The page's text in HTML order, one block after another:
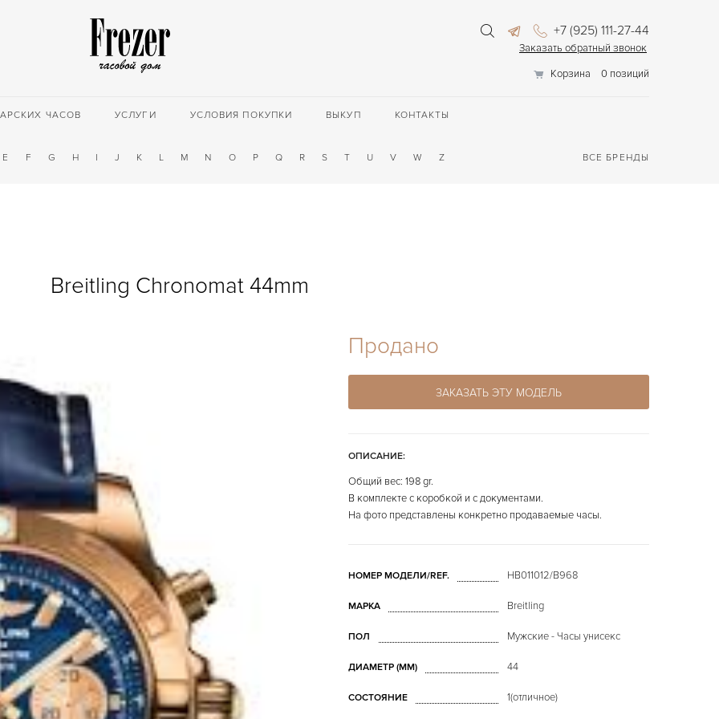
+7 (925) 111-27-44
Заказать обратный звонок
Корзина
0 позиций
ЧАСОВ УСЛУГИ УСЛОВИЯ ПОКУПКИ ВЫКУП КОНТАКТЫ
E F G H I J K L M N O P Q R S T U V W Z ВСЕ БРЕНДЫ
Breitling Chronomat 44mm
Продано
ЗАКАЗАТЬ ЭТУ МОДЕЛЬ
ОПИСАНИЕ:
Общий вес: 198 gr.
В комплекте с коробкой и с документами.
На фото представлены конкретно продаваемые часы.
НОМЕР МОДЕЛИ/REF. HB011012/B968
МАРКА Breitling
ПОЛ Мужские - Часы унисекс
ДИАМЕТР (MM) 44
СОСТОЯНИЕ 1(отличное)